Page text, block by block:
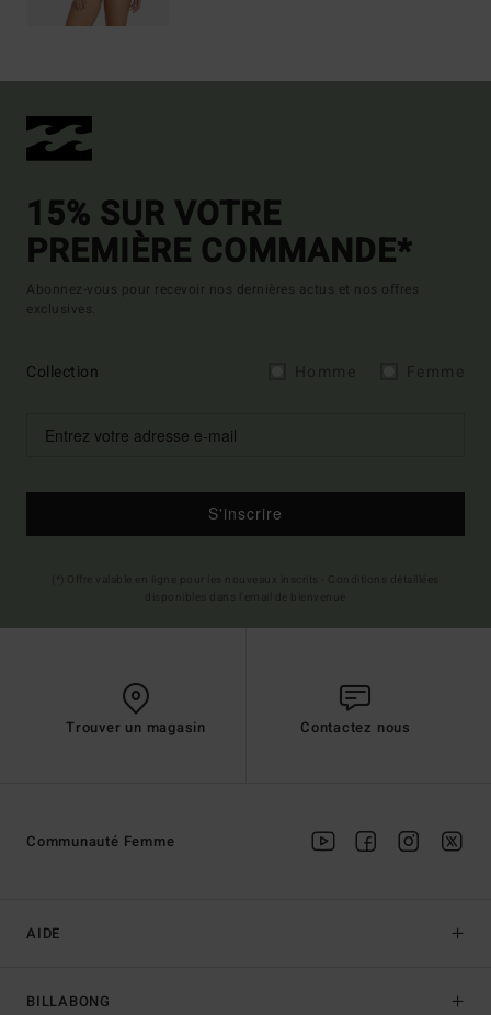
15% SUR VOTRE
PREMIÈRE COMMANDE*
Abonnez-vous pour recevoir nos dernières actus et nos offres
exclusives.
Collection
S'inscrire
Trouver un magasin Contactez nous
AIDE
BILLABONG
Communauté Femme